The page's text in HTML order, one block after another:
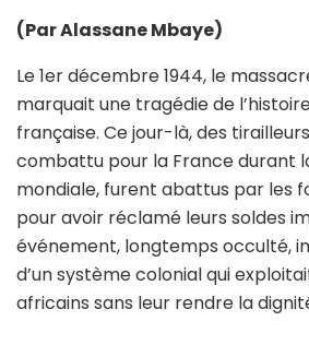
(Par Alassane Mbaye)
Le 1er décembre 1944, le
marquait une tragédie de
française. Ce jour-là, des
combattu pour la France durant
mondiale, furent abattus par les
pour avoir réclamé leurs soldes
événement, longtemps occulté,
d’un système colonial qui
africains sans leur rendre la